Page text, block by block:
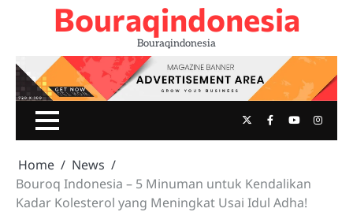
Bouraqindonesia
Bouraqindonesia
TwitterFacebook
Youtube
Home
News
Bouroq Indonesia – 5 Minuman untuk Kendalikan
Kadar Kolesterol yang Meningkat Usai Idul Adha!